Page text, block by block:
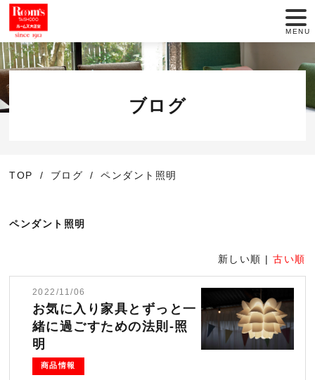
店舗一覧
動画でインテリア
大正堂のこだわり
お役立ち情報
ブログ
法人のお客様へ
MENU
ブログ
TOP ブログ ペンダント照明
ペンダント照明
新しい順 |古い順
2022/11/06
お気に入り家具とずっと一
緒に過ごすための法則-照
明
商品情報